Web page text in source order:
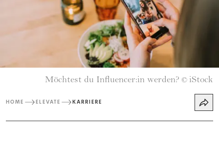
Möchtest du Influencer:in werden? © iStock
HOME ELEVATE KARRIERE